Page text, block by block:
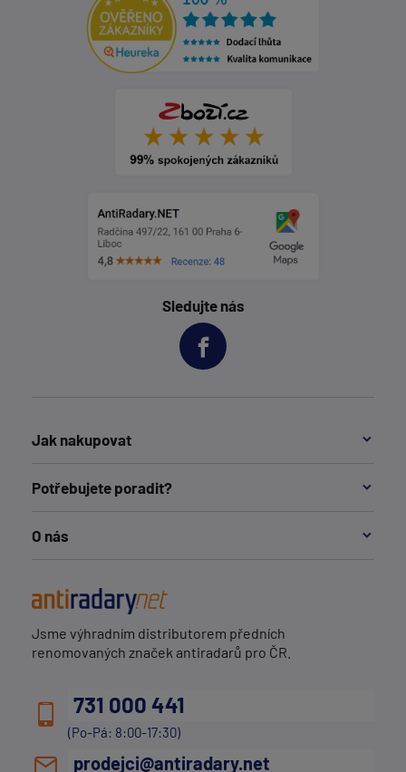
Sledujte nás
Jak nakupovat
Potřebujete poradit?
O nás
Jsme výhradním distributorem předních
renomovaných značek antiradarů pro ČR.
731 000 441
(Po-Pá: 8:00-17:30)
prodejci@antiradary.net